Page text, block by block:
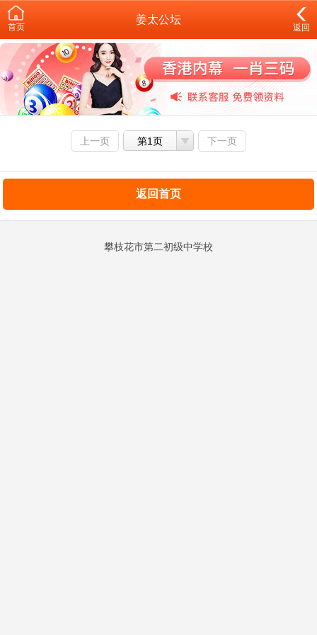
首页
姜太公坛
返回
上一页 第1页 下一页
返回首页
攀枝花市第二初级中学校